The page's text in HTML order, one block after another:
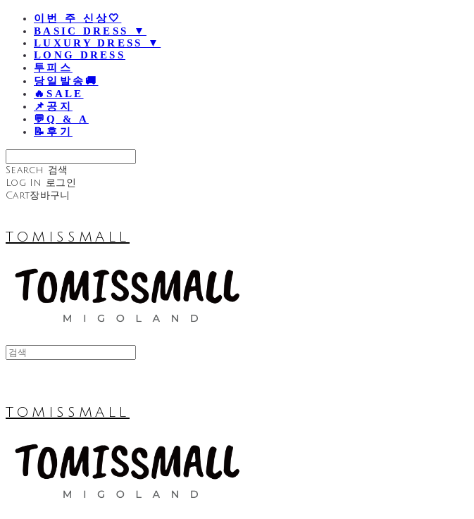
이번 주 신상🤍
BASIC DRESS ▼
LUXURY DRESS ▼
LONG DRESS
투피스
당일발송🚚
🔥SALE
📌공지
💬Q & A
📝후기
Search 검색
Log In 로그인
Cart장바구니
TOMISSMALL
TOMISSMALL